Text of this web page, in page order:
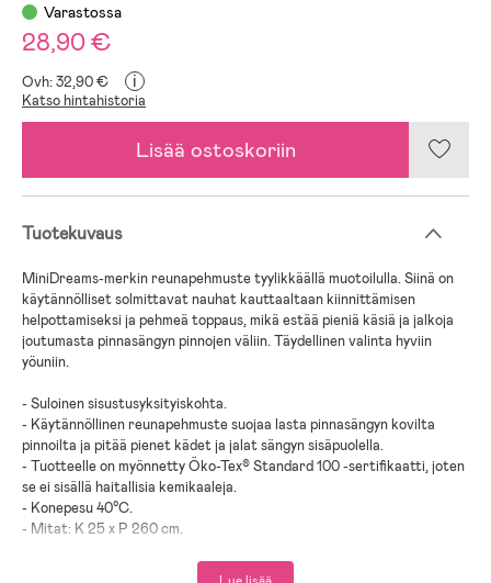
Varastossa
28,90 €
Ovh: 32,90 € i
Katso hintahistoria
Lisää ostoskoriin
Tuotekuvaus
MiniDreams-merkin reunapehmuste tyylikkäällä muotoilulla. Siinä on
käytännölliset solmittavat nauhat kauttaaltaan kiinnittämisen
helpottamiseksi ja pehmeä toppaus, mikä estää pieniä käsiä ja jalkoja
joutumasta pinnasängyn pinnojen väliin. Täydellinen valinta hyviin
yöuniin.
- Suloinen sisustusyksityiskohta.
- Käytännöllinen reunapehmuste suojaa lasta pinnasängyn kovilta
pinnoilta ja pitää pienet kädet ja jalat sängyn sisäpuolella.
- Tuotteelle on myönnetty Öko-Tex® Standard 100 -sertifikaatti, joten
se ei sisällä haitallisia kemikaaleja.
- Konepesu 40°C.
- Mitat: K 25 x P 260 cm.
- Ikäsuositus: 0 kk–3 vuotta.